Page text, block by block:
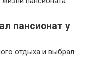
пансионат у
отдыха и выбрал